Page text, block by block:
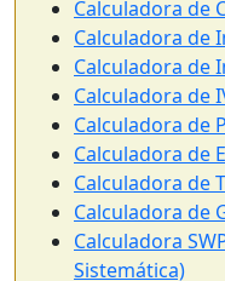
Calculadora de
Calculadora de
Calculadora de
Calculadora de
Calculadora de
Calculadora de
Calculadora de
Calculadora de
Calculadora
Sistemática)